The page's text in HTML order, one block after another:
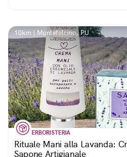
10km | Montefelcino, PU
ERBORISTERIA
Rituale Mani alla Lavanda:
Sapone Artigianale